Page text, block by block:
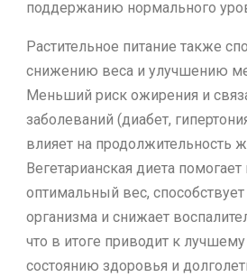
поддержанию нормального
Растительное питание также
снижению веса и улучшению
Меньший риск ожирения и
заболеваний (диабет,
влияет на продолжительность
Вегетарианская диета
оптимальный вес,
организма и снижает
что в итоге приводит к
состоянию здоровья и